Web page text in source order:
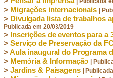
> Migrações internacionais |
> Divulgada lista de trabalhos
Publicada em 20/03/2019
> Inscrições de eventos para a
> Serviço de Preservação da
>Aula inaugural do Programa
> Memória & Informação |
> Jardins & Paisagens |